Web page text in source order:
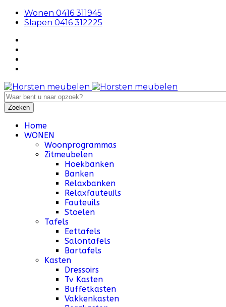
Wonen 0416 311945
Slapen 0416 312225
Home
WONEN
Woonprogrammas
Zitmeubelen
Hoekbanken
Banken
Relaxbanken
Relaxfauteuils
Fauteuils
Stoelen
Tafels
Eettafels
Salontafels
Bartafels
Kasten
Dressoirs
Tv Kasten
Buffetkasten
Vakkenkasten